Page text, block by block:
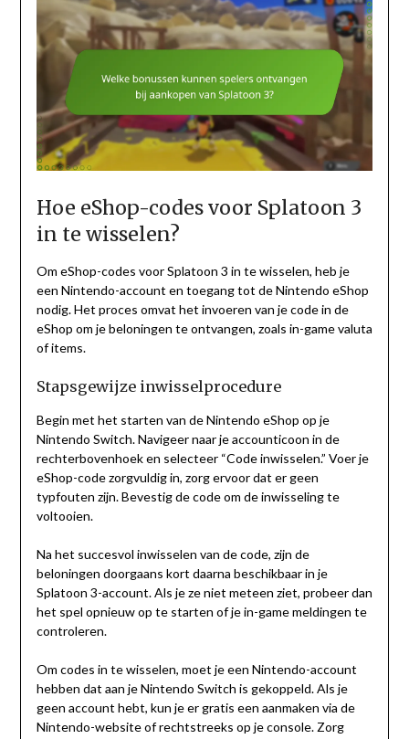
Hoe eShop-codes voor Splatoon 3
in te wisselen?
Om eShop-codes voor Splatoon 3 in te wisselen, heb je
een Nintendo-account en toegang tot de Nintendo eShop
nodig. Het proces omvat het invoeren van je code in de
eShop om je beloningen te ontvangen, zoals in-game valuta
of items.
Stapsgewijze inwisselprocedure
Begin met het starten van de Nintendo eShop op je
Nintendo Switch. Navigeer naar je accounticoon in de
rechterbovenhoek en selecteer “Code inwisselen.” Voer je
eShop-code zorgvuldig in, zorg ervoor dat er geen
typfouten zijn. Bevestig de code om de inwisseling te
voltooien.
Na het succesvol inwisselen van de code, zijn de
beloningen doorgaans kort daarna beschikbaar in je
Splatoon 3-account. Als je ze niet meteen ziet, probeer dan
het spel opnieuw op te starten of je in-game meldingen te
controleren.
Om codes in te wisselen, moet je een Nintendo-account
hebben dat aan je Nintendo Switch is gekoppeld. Als je
geen account hebt, kun je er gratis een aanmaken via de
Nintendo-website of rechtstreeks op je console. Zorg